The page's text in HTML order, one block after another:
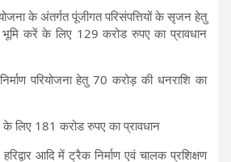
के अंतर्गत पूंजीगत परिसंपत्तियों के सृजन हेतु
करें के लिए 129 करोड रुपए का प्रावधान
परियोजना हेतु 70 करोड़ की धनराशि का
के लिए 181 करोड रुपए का प्रावधान
आदि में ट्रैक निर्माण एवं चालक प्रशिक्षण